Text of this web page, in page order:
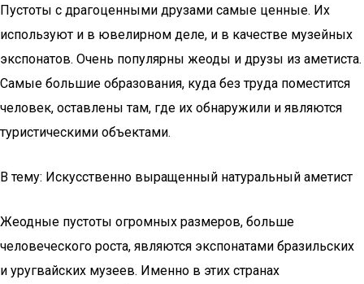
Пустоты с драгоценными друзами самые ценные. Их
используют и в ювелирном деле, и в качестве музейных
экспонатов. Очень популярны жеоды и друзы из аметиста.
Самые большие образования, куда без труда поместится
человек, оставлены там, где их обнаружили и являются
туристическими объектами.
В тему: Искусственно выращенный натуральный аметист
Жеодные пустоты огромных размеров, больше
человеческого роста, являются экспонатами бразильских
и уругвайских музеев. Именно в этих странах